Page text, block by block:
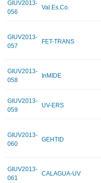
GIUV2013-
056
Val.Es.Co.
GIUV2013-
057
FET-TRANS
GIUV2013-
058
InMIDE
GIUV2013-
059
UV-ERS
GIUV2013-
060
GEHTID
GIUV2013-
061
CALAGUA-UV